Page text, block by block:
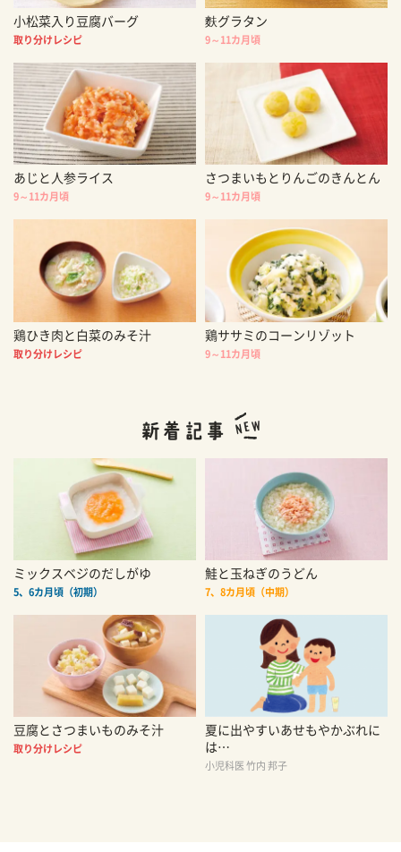
小松菜入り豆腐バーグ
取り分けレシピ
麩グラタン
9～11カ月頃
あじと人参ライス
9～11カ月頃
さつまいもとりんごのきんとん
9～11カ月頃
鶏ひき肉と白菜のみそ汁
取り分けレシピ
鶏ササミのコーンリゾット
9～11カ月頃
ミックスベジのだしがゆ
5、6カ月頃（初期）
鮭と玉ねぎのうどん
7、8カ月頃（中期）
豆腐とさつまいものみそ汁
取り分けレシピ
夏に出やすいあせもやかぶれに
は…
小児科医 竹内 邦子